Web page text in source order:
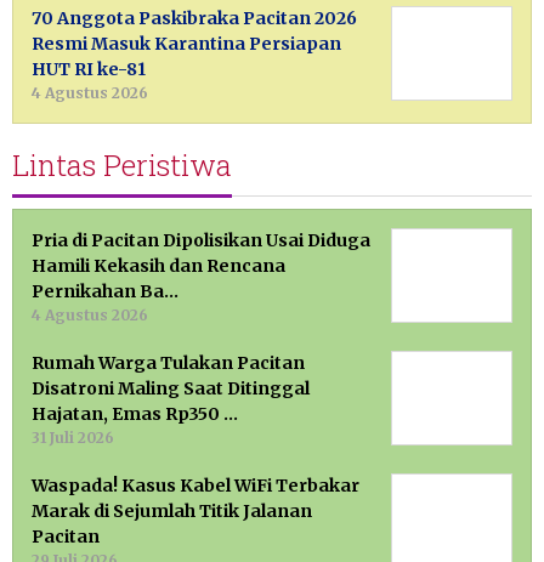
70 Anggota Paskibraka Pacitan 2026
Resmi Masuk Karantina Persiapan
HUT RI ke-81
4 Agustus 2026
Lintas Peristiwa
Pria di Pacitan Dipolisikan Usai Diduga
Hamili Kekasih dan Rencana
Pernikahan Ba…
4 Agustus 2026
Rumah Warga Tulakan Pacitan
Disatroni Maling Saat Ditinggal
Hajatan, Emas Rp350 …
31 Juli 2026
Waspada! Kasus Kabel WiFi Terbakar
Marak di Sejumlah Titik Jalanan
Pacitan